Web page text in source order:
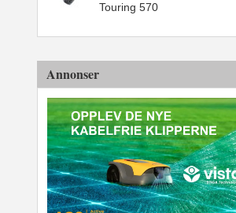
Touring 570
Annonser